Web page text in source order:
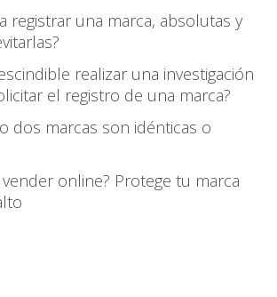
registrar una marca, absolutas y
realizar una investigación
el registro de una marca?
dos marcas son idénticas o
vender online? Protege tu marca